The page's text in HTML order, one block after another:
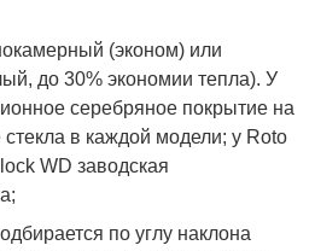
(эконом) или
до 30% экономии тепла). У
серебряное покрытие на
стекла в каждой модели; у Roto
WD заводская
по углу наклона